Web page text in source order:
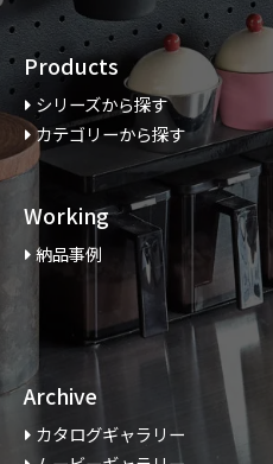
Products
シリーズから探す
カテゴリーから探す
Working
納品事例
Archive
カタログギャラリー